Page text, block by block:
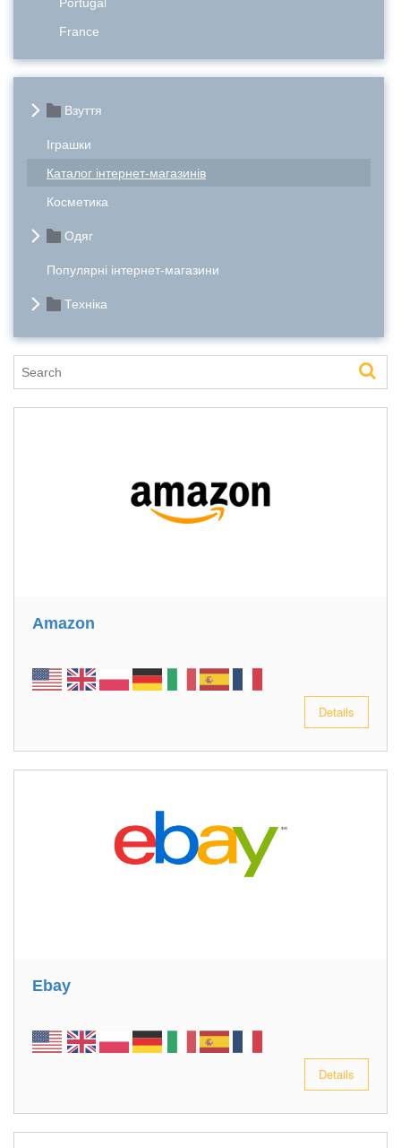
France
Взуття
Іграшки
Каталог інтернет-магазинів
Косметика
Одяг
Популярні інтернет-магазини
Техніка
Amazon
Details
Ebay
Details